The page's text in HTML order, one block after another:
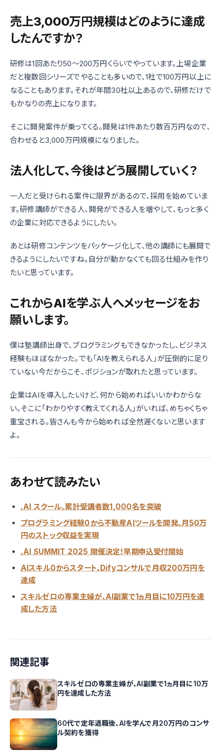
売上3,000万円規模はどのように達成
したんですか？
研修は1回あたり50～200万円くらいでやっています。上場企業
だと複数回シリーズでやることも多いので、1社で100万円以上に
なることもあります。それが年間30社以上あるので、研修だけで
もかなりの売上になります。
そこに開発案件が乗ってくる。開発は1件あたり数百万円なので、
合わせると3,000万円規模になりました。
法人化して、今後はどう展開していく？
一人だと受けられる案件に限界があるので、採用を始めていま
す。研修講師ができる人、開発ができる人を増やして、もっと多く
の企業に対応できるようにしたい。
あとは研修コンテンツをパッケージ化して、他の講師にも展開で
きるようにしたいですね。自分が動かなくても回る仕組みを作り
たいと思っています。
これからAIを学ぶ人へメッセージをお
願いします。
僕は塾講師出身で、プログラミングもできなかったし、ビジネス
経験もほぼなかった。でも「AIを教えられる人」が圧倒的に足り
ていない今だからこそ、ポジションが取れたと思っています。
企業はAIを導入したいけど、何から始めればいいかわからな
い。そこに「わかりやすく教えてくれる人」がいれば、めちゃくちゃ
重宝される。皆さんも今から始めれば全然遅くないと思います
よ。
あわせて読みたい
.AI スクール、累計受講者数1,000名を突破
プログラミング経験0から不動産AIツールを開発、月50万
円のストック収益を実現
.AI SUMMIT 2025 開催決定！早期申込受付開始
AIスキル0からスタート、Difyコンサルで月収200万円を
達成
スキルゼロの専業主婦が、AI副業で1ヵ月目に10万円を達
成した方法
関連記事
スキルゼロの専業主婦が、AI副業で1ヵ月目に10万
円を達成した方法
60代で定年退職後、AIを学んで月20万円のコンサ
ル契約を獲得